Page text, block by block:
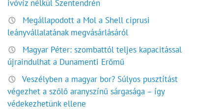
ivóvíz nélkül Szentendrén
Megállapodott a Mol a Shell ciprusi
leányvállalatának megvásárlásáról
Magyar Péter: szombattól teljes kapacitással
újraindulhat a Dunamenti Erőmű
Veszélyben a magyar bor? Súlyos pusztítást
végezhet a szőlő aranyszínű sárgasága – így
védekezhetünk ellene